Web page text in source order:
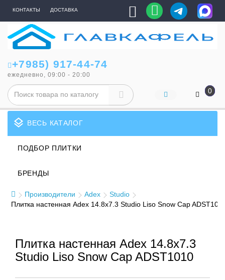
КОНТАКТЫ ДОСТАВКА
+7985) 917-44-74
ежедневно, 09:00 - 20:00
0
layers ВЕСЬ КАТАЛОГ
ПОДБОР ПЛИТКИ
БРЕНДЫ
Производители Adex
Studio
Плитка настенная Adex 14.8x7.3 Studio Liso Snow Cap
Плитка настенная Adex 14.8x7.3
Studio Liso Snow Cap ADST1010